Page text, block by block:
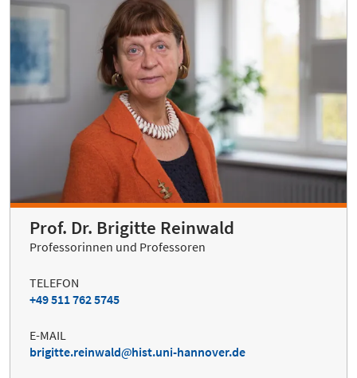
Prof. Dr. Brigitte Reinwald
Professorinnen und Professoren
TELEFON
+49 511 762 5745
E-MAIL
brigitte.reinwald
hist.uni-hannover.de